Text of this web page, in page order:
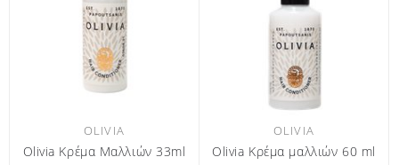
OLIVIA
Οlivia Κρέμα Μαλλιών 33ml
OLIVIA
Οlivia Κρέμα μαλλιών 60 ml